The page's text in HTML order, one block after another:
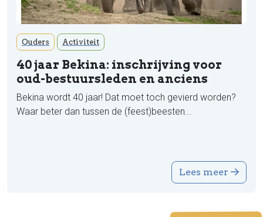
Ouders Activiteit
40 jaar Bekina: inschrijving voor
oud-bestuursleden en anciens
Bekina wordt 40 jaar! Dat moet toch gevierd worden?
Waar beter dan tussen de (feest)beesten...
Lees meer